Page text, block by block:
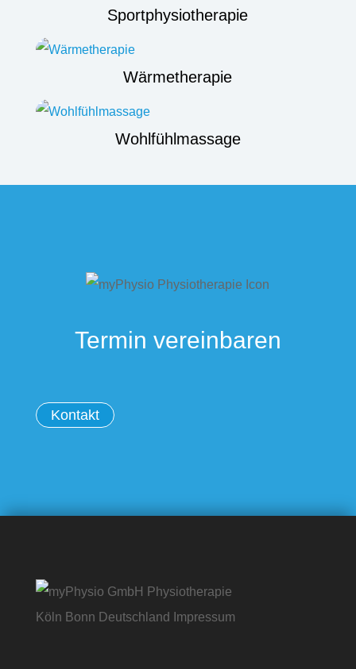
Sportphysiotherapie
Wärmetherapie
Wohlfühlmassage
Termin vereinbaren
Kontakt